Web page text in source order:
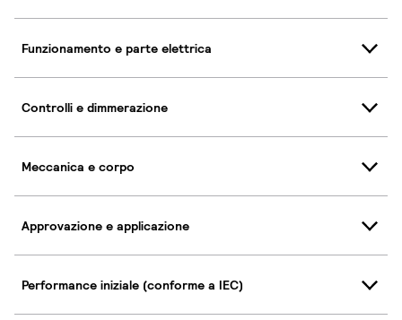
Funzionamento e parte elettrica
Controlli e dimmerazione
Meccanica e corpo
Approvazione e applicazione
Performance iniziale (conforme a IEC)